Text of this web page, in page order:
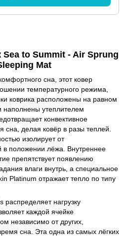
to Summit - Air Sprung
Mat
сна, этот ковер
температурного режима,
коврика расположены на равном
наполнены утеплителем
конвективное
сна, делая ковёр в разы теплей.
изолирует от
в положении лёжа. Внутреннее
препятствует появлению
влаги внутрь, а специальное
Platinum отражает тепло по типу
распределяет нагрузку
каждой ячейке
независимо от других,
сна. Эта одна из самых лёгких